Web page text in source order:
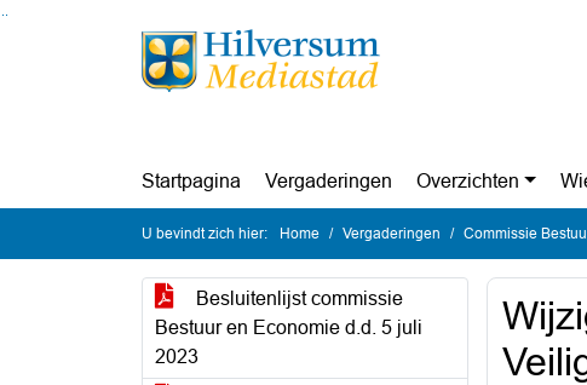
Ga naar de inhoud van deze pagina
Ga naar het zoeken
Ga naar het menu
Startpagina Vergaderingen Overzichten
U bevindt zich hier: Home Vergaderingen Commissie
Besluitenlijst commissie
Bestuur en Economie d.d. 5 juli
2023